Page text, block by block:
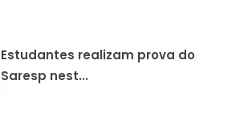
Estudantes realizam prova do
Saresp nest...